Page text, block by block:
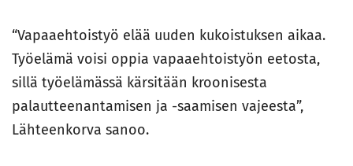
“Vapaaehtoistyö elää uuden kukoistuksen aikaa.
Työelämä voisi oppia vapaaehtoistyön eetosta,
sillä työelämässä kärsitään kroonisesta
palautteenantamisen ja -saamisen vajeesta”,
Lähteenkorva sanoo.